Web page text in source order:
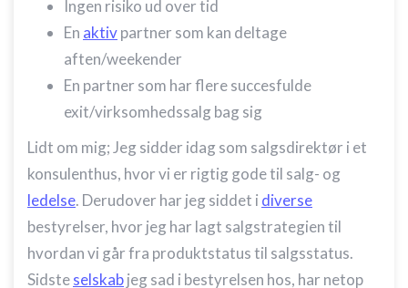
Ingen risiko ud over tid
En aktivpartner som kan deltage
aften/weekender
En partner som har flere succesfulde
exit/virksomhedssalg bag sig
Lidt om mig; Jeg sidder idag som salgsdirektør i et
konsulenthus, hvor vi er rigtig gode til salg- og
ledelse. Derudover har jeg siddet i diverse
bestyrelser, hvor jeg har lagt salgstrategien til
hvordan vi går fra produktstatus til salgsstatus.
Sidsteselskabjeg sad i bestyrelsen hos, har netop